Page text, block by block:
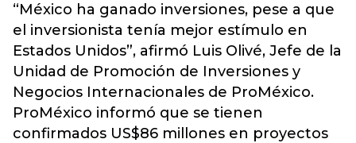
“México ha ganado inversiones, pese a que
el inversionista tenía mejor estímulo en
Estados Unidos”, afirmó Luis Olivé, Jefe de la
Unidad de Promoción de Inversiones y
Negocios Internacionales de ProMéxico.
ProMéxico informó que se tienen
confirmados US$86 millones en proyectos